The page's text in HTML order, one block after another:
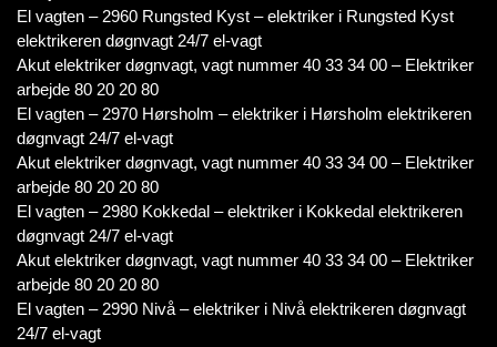
El vagten – 2960 Rungsted Kyst – elektriker i Rungsted Kyst
elektrikeren døgnvagt 24/7 el-vagt
Akut elektriker døgnvagt, vagt nummer 40 33 34 00 – Elektriker
arbejde 80 20 20 80
El vagten – 2970 Hørsholm – elektriker i Hørsholm elektrikeren
døgnvagt 24/7 el-vagt
Akut elektriker døgnvagt, vagt nummer 40 33 34 00 – Elektriker
arbejde 80 20 20 80
El vagten – 2980 Kokkedal – elektriker i Kokkedal elektrikeren
døgnvagt 24/7 el-vagt
Akut elektriker døgnvagt, vagt nummer 40 33 34 00 – Elektriker
arbejde 80 20 20 80
El vagten – 2990 Nivå – elektriker i Nivå elektrikeren døgnvagt
24/7 el-vagt